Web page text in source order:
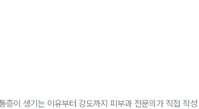
증이 생기는 이유부터 강도까지 피부과 전문의가 직접 작성